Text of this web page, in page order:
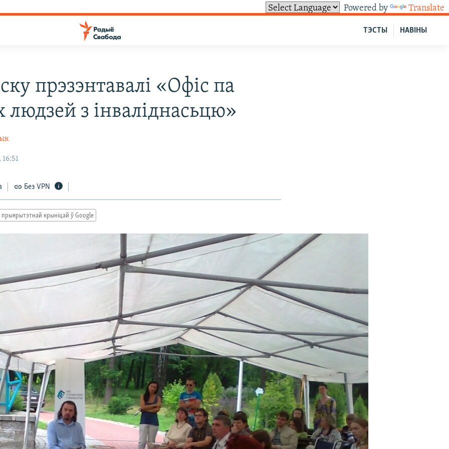
Powered by Translate
НАВІНЫ
ТЭСТЫ
прэзэнтавалі «Офіс па
людзей з інваліднасьцю»
Без VPN
прыярытэтнай крыніцай ў Google